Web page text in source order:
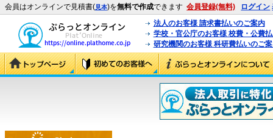
会員はオンラインで見積書(見本)を無料で作成できます 会員登録(無料) ログイン
法人のお客様 請求書払いのご案内
学校・官公庁のお客様 校費・公費
研究機関のお客様 科研費払いのご